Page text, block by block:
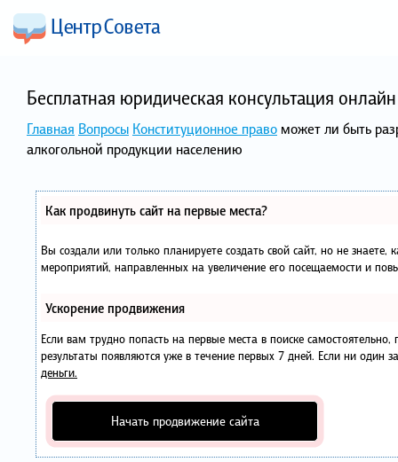
Бесплатная юридическая консультация
Главная Вопросы Конституционное право может ли быть
алкогольной продукции населению
Как продвинуть сайт на первые места?
Вы создали или только планируете создать свой сайт, но не
мероприятий, направленных на увеличение его посещаемости и
Ускорение продвижения
Если вам трудно попасть на первые места в поиске
результаты появляются уже в течение первых 7 дней. Если ни один
деньги.
Начать продвижение сайта